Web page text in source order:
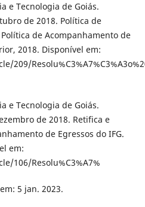
e Tecnologia de Goiás.
de 2018. Política de
de Acompanhamento de
2018. Disponível em:
e Tecnologia de Goiás.
de 2018. Retifica e
de Egressos do IFG.
em:
106/Resolu%C3%A7%
5 jan. 2023.